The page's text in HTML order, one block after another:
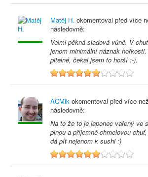
Matěj H. okomentoval před více
následovně:
Velmi pěkná sladová vůně. V
jenom minimální náznak
pitelné, čekal jsem to horší :-).
6
ACMik okomentoval před více
následovně:
Na to že to je japonec vařený ve
plnou a příjemně chmelovou
dá pít nejenom k sushi :)
6